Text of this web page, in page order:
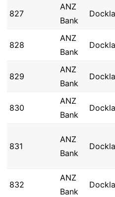
827
ANZ
Bank
828
ANZ
Bank
829
ANZ
Bank
830
ANZ
Bank
831
ANZ
Bank
832
ANZ
Bank